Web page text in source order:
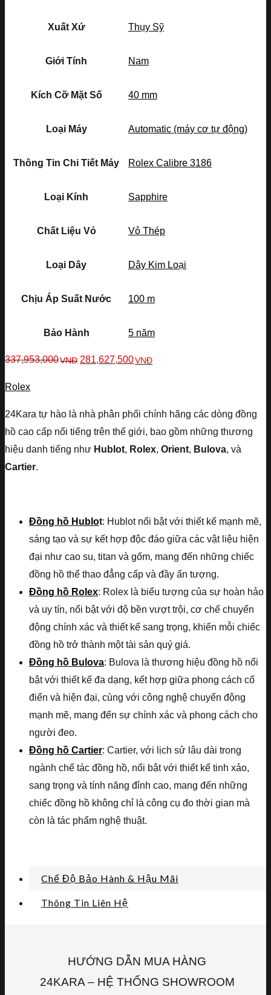
Xuất Xứ Thụy Sỹ
Giới Tính Nam
Kích Cỡ Mặt Số 40 mm
Loại Máy Automatic (máy cơ tự động)
Thông Tin Chi Tiết Máy Rolex Calibre 3186
Loại Kính Sapphire
Chất Liệu Vỏ Vỏ Thép
Loại Dây Dây Kim Loại
Chịu Áp Suất Nước 100 m
Bảo Hành 5 năm
337,953,000VNĐ 281,627,500VNĐ
Rolex
24Kara tự hào là nhà phân phối chính hãng các dòng đồng
hồ cao cấp nổi tiếng trên thế giới, bao gồm những thương
hiệu danh tiếng như Hublot, Rolex, Orient, Bulova, và
Cartier.
Đồng hồ Hublot: Hublot nổi bật với thiết kế mạnh mẽ,
sáng tạo và sự kết hợp độc đáo giữa các vật liệu hiện
đại như cao su, titan và gốm, mang đến những chiếc
đồng hồ thể thao đẳng cấp và đầy ấn tượng.
Đồng hồ Rolex: Rolex là biểu tượng của sự hoàn hảo
và uy tín, nổi bật với độ bền vượt trội, cơ chế chuyển
động chính xác và thiết kế sang trọng, khiến mỗi chiếc
đồng hồ trở thành một tài sản quý giá.
Đồng hồ Bulova: Bulova là thương hiệu đồng hồ nổi
bật với thiết kế đa dạng, kết hợp giữa phong cách cổ
điển và hiện đại, cùng với công nghệ chuyển động
mạnh mẽ, mang đến sự chính xác và phong cách cho
người đeo.
Đồng hồ Cartier: Cartier, với lịch sử lâu dài trong
ngành chế tác đồng hồ, nổi bật với thiết kế tinh xảo,
sang trọng và tính năng đỉnh cao, mang đến những
chiếc đồng hồ không chỉ là công cụ đo thời gian mà
còn là tác phẩm nghệ thuật.
Chế Độ Bảo Hành & Hậu Mãi
Thông Tin Liên Hệ
HƯỚNG DẪN MUA HÀNG
24KARA – HỆ THỐNG SHOWROOM